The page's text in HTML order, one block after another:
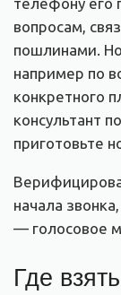
вопросам,
пошлинами.
например по
конкретного
консультант
приготовьте
начала
— голосовое
Где